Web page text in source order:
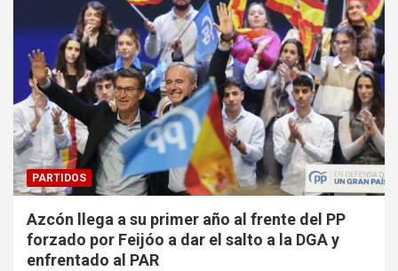
PARTIDOS
Azcón llega a su primer año al frente del PP
forzado por Feijóo a dar el salto a la DGA y
enfrentado al PAR